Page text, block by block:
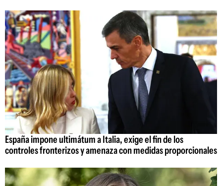
España impone ultimátum a Italia, exige el fin de los
controles fronterizos y amenaza con medidas proporcionales